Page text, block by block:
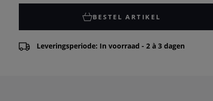
BESTEL ARTIKEL
Leveringsperiode: In voorraad - 2 à 3 dagen